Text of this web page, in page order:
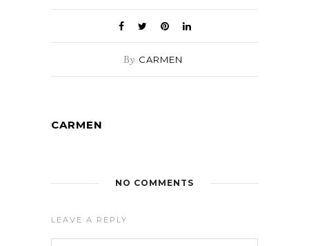
By CARMEN
CARMEN
NO COMMENTS
LEAVE A REPLY